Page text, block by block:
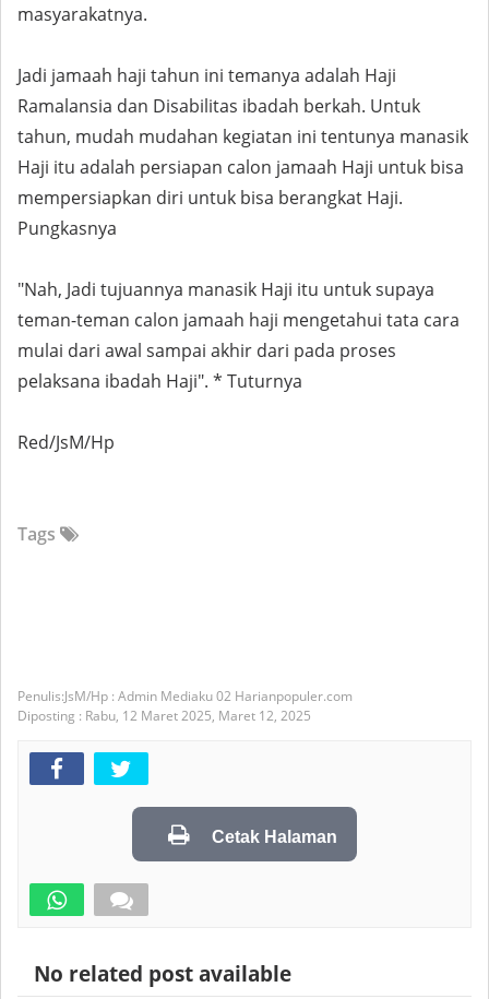
masyarakatnya.
Jadi jamaah haji tahun ini temanya adalah Haji
Ramalansia dan Disabilitas ibadah berkah. Untuk
tahun, mudah mudahan kegiatan ini tentunya manasik
Haji itu adalah persiapan calon jamaah Haji untuk bisa
mempersiapkan diri untuk bisa berangkat Haji.
Pungkasnya
"Nah, Jadi tujuannya manasik Haji itu untuk supaya
teman-teman calon jamaah haji mengetahui tata cara
mulai dari awal sampai akhir dari pada proses
pelaksana ibadah Haji". * Tuturnya
Red/JsM/Hp
Tags
JsM/Hp : Admin Mediaku 02 Harianpopuler.com
Diposting : Rabu, 12 Maret 2025, Maret 12, 2025
Cetak Halaman
No related post available